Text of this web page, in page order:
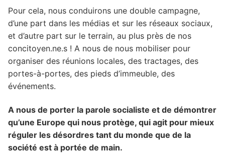
Pour cela, nous conduirons une double campagne,
d’une part dans les médias et sur les réseaux sociaux,
et d’autre part sur le terrain, au plus près de nos
concitoyen.ne.s ! A nous de nous mobiliser pour
organiser des réunions locales, des tractages, des
portes-à-portes, des pieds d’immeuble, des
événements.
A nous de porter la parole socialiste et de démontrer
qu’une Europe qui nous protège, qui agit pour mieux
réguler les désordres tant du monde que de la
société est à portée de main.